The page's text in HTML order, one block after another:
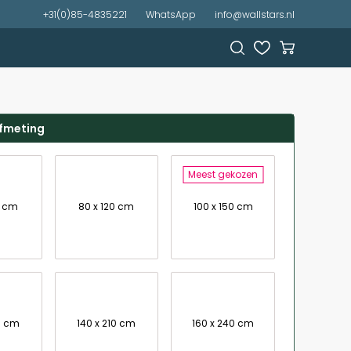
+31(0)85-4835221 WhatsApp info@wallstars.nl
cm 80 x 120 cm
Meest gekozen
100 x 150 cm
cm 140 x 210 cm 160 x 240 cm